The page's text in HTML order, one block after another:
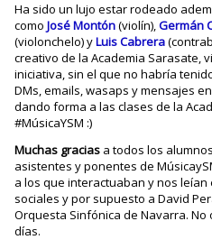
Ha sido un lujo estar rodeado
comoJosé Montón(violín),Germán
(violonchelo) yLuis Cabrera
creativo de la Academia Sarasate,
iniciativa, sin el que no habría
DMs, emails, wasaps y mensajes
dando forma a las clases de la
#MúsicaYSM :)
Muchas gracias a todos los
asistentes y ponentes de
a los que interactuaban y nos
sociales y por supuesto a David
Orquesta Sinfónica de Navarra.
días.